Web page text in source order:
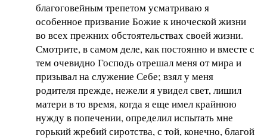
благоговейным трепетом усматриваю я
особенное призвание Божие к иноческой жизни
во всех прежних обстоятельствах своей жизни.
Смотрите, в самом деле, как постоянно и вместе с
тем очевидно Господь отрешал меня от мира и
призывал на служение Себе; взял у меня
родителя прежде, нежели я увидел свет, лишил
матери в то время, когда я еще имел крайнюю
нужду в попечении, определил испытать мне
горький жребий сиротства, с той, конечно, благой